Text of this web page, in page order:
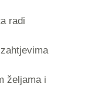
radi
željama i